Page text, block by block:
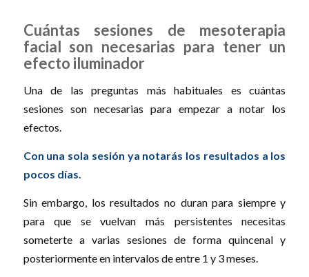
Cuántas sesiones de mesoterapia
facial son necesarias para tener un
efecto iluminador
Una de las preguntas más habituales es cuántas
sesiones son necesarias para empezar a notar los
efectos.
Con una sola sesión ya notarás los resultados a los
pocos días.
Sin embargo, los resultados no duran para siempre y
para que se vuelvan más persistentes necesitas
someterte a varias sesiones de forma quincenal y
posteriormente en intervalos de entre 1 y 3 meses.